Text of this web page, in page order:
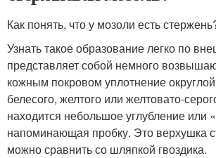
Как понять, что у мозоли есть
Узнать такое образование легко по
представляет собой немного
кожным покровом уплотнение
белесого, желтого или желтовато-
находится небольшое углубление или
напоминающая пробку. Это верхушка
можно сравнить со шляпкой гвоздика.